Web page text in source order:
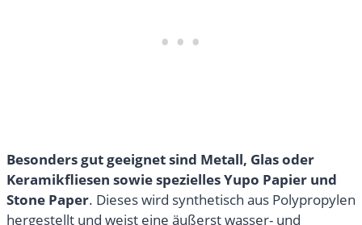
Besonders gut geeignet sind Metall, Glas oder
Keramikfliesen sowie spezielles Yupo Papier und
Stone Paper. Dieses wird synthetisch aus Polypropylen
hergestellt und weist eine äußerst wasser- und